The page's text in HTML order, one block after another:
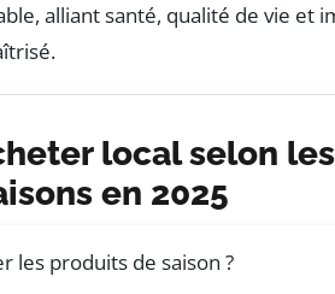
alliant santé, qualité de vie et
local selon les
en 2025
les produits de saison ?